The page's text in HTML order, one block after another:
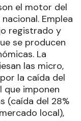
el motor del
Emplea
registrado y
se producen
La
las micro,
la caída del
que imponen
(caída del 28%
local),